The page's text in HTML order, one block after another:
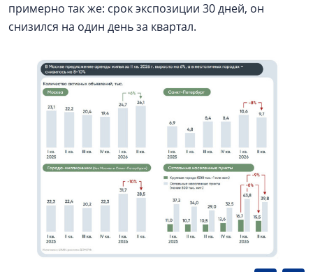
примерно так же: срок экспозиции 30 дней, он
снизился на один день за квартал.